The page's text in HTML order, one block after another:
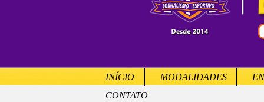
INÍCIO MODALIDADES
CONTATO